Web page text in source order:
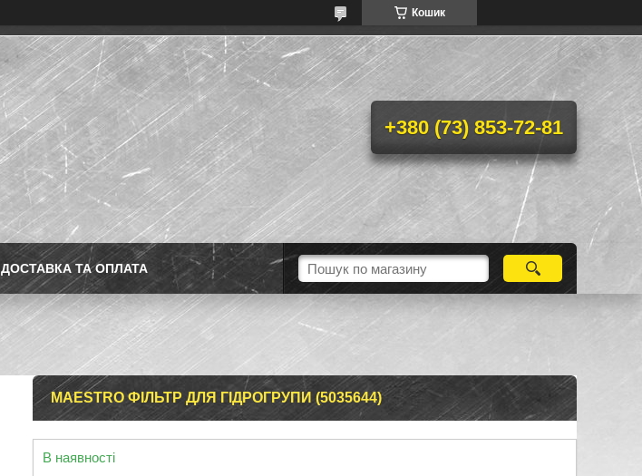
Кошик
+380 (73) 853-72-81
ДОСТАВКА ТА ОПЛАТА
MAESTRO ФІЛЬТР ДЛЯ ГІДРОГРУПИ (5035644)
В наявності